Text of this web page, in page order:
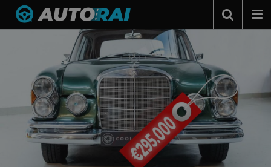
Autotests
Automerken
Adverteren
Contact